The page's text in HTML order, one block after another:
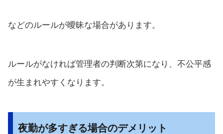
などのルールが曖昧な場合があります。
ルールがなければ管理者の判断次第になり、不公平感
が生まれやすくなります。
夜勤が多すぎる場合のデメリット